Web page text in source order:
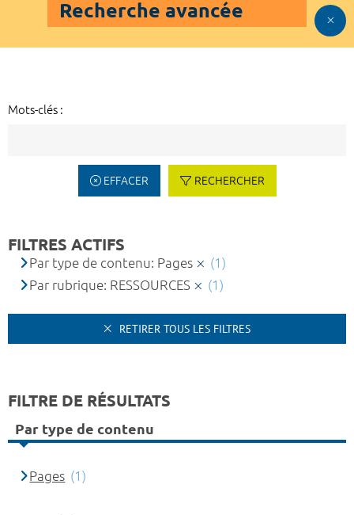
Recherche avancée
Mots-clés :
EFFACER RECHERCHER
FILTRES ACTIFS
Par type de contenu: Pages
(1)
Par rubrique: RESSOURCES
(1)
RETIRER TOUS LES FILTRES
FILTRE DE RÉSULTATS
Par type de contenu
Pages (1)